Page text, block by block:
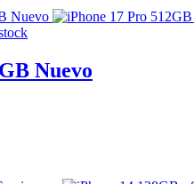
Nuevo